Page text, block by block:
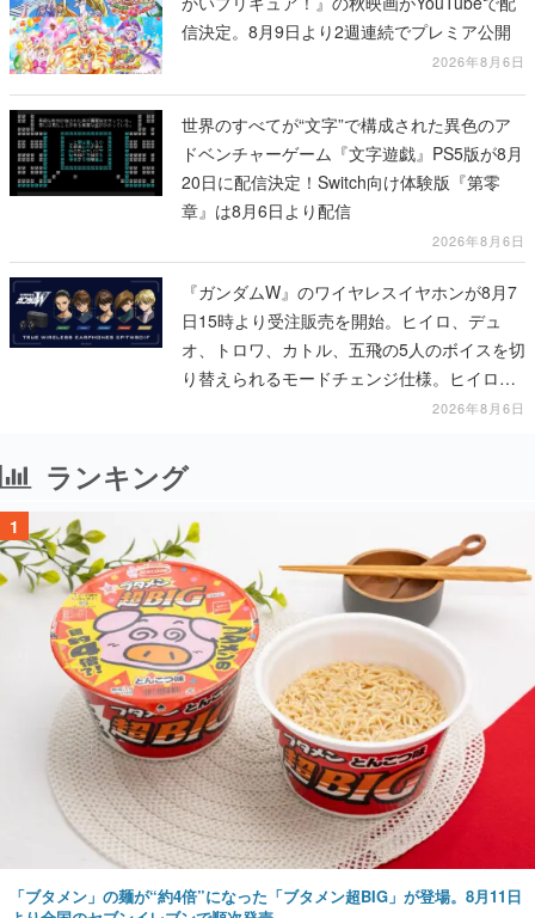
信決定。8月9日より2週連続でプレミア公開
2026年8月6日
世界のすべてが“文字”で構成された異色のア
ドベンチャーゲーム『文字遊戯』PS5版が8月
20日に配信決定！Switch向け体験版『第零
章』は8月6日より配信
2026年8月6日
『ガンダムW』のワイヤレスイヤホンが8月7
日15時より受注販売を開始。ヒイロ、デュ
オ、トロワ、カトル、五飛の5人のボイスを切
り替えられるモードチェンジ仕様。ヒイロが
「お前を殺す」「死ぬほど痛いぞ」とささや
2026年8月6日
ランキング
1
「ブタメン」の麺が“約4倍”になった「ブタメン超BIG」が登場。8月11日